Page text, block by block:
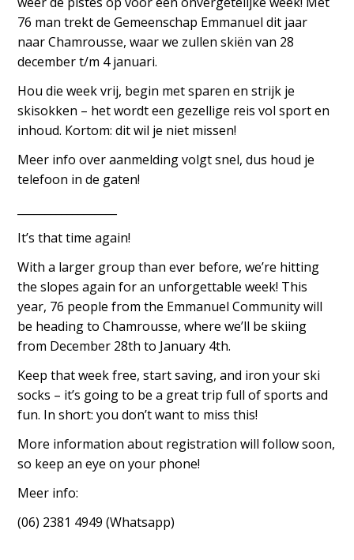
76 man trekt de Gemeenschap Emmanuel dit jaar
naar Chamrousse, waar we zullen skiën van 28
december t/m 4 januari.
Hou die week vrij, begin met sparen en strijk je
skisokken – het wordt een gezellige reis vol sport en
inhoud. Kortom: dit wil je niet missen!
Meer info over aanmelding volgt snel, dus houd je
telefoon in de gaten!
It’s that time again!
With a larger group than ever before, we’re hitting
the slopes again for an unforgettable week! This
year, 76 people from the Emmanuel Community will
be heading to Chamrousse, where we’ll be skiing
from December 28th to January 4th.
Keep that week free, start saving, and iron your ski
socks – it’s going to be a great trip full of sports and
fun. In short: you don’t want to miss this!
More information about registration will follow soon,
so keep an eye on your phone!
Meer info:
(06) 2381 4949 (Whatsapp)